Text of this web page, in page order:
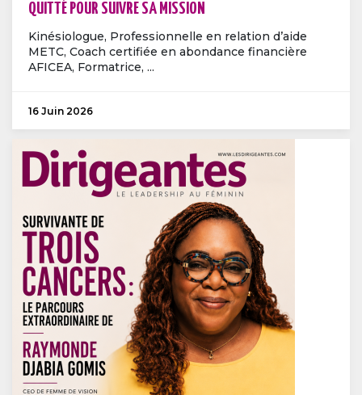
QUITTÉ POUR SUIVRE SA MISSION
Kinésiologue, Professionnelle en relation d’aide
METC, Coach certifiée en abondance financière
AFICEA, Formatrice, ...
16 Juin 2026